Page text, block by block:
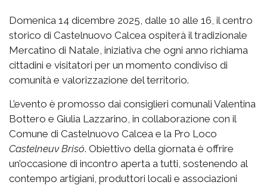
Domenica 14 dicembre 2025, dalle 10 alle 16, il centro
storico di Castelnuovo Calcea ospiterà il tradizionale
Mercatino di Natale, iniziativa che ogni anno richiama
cittadini e visitatori per un momento condiviso di
comunità e valorizzazione del territorio.
L’evento è promosso dai consiglieri comunali Valentina
Bottero e Giulia Lazzarino, in collaborazione con il
Comune di Castelnuovo Calcea e la Pro Loco
Castelneuv Brisó. Obiettivo della giornata è offrire
un’occasione di incontro aperta a tutti, sostenendo al
contempo artigiani, produttori locali e associazioni